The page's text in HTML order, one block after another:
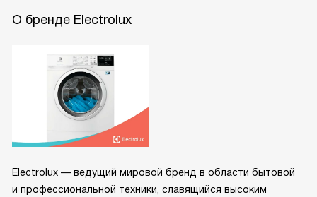
О бренде Electrolux
Electrolux — ведущий мировой бренд в области бытовой
и профессиональной техники, славящийся высоким